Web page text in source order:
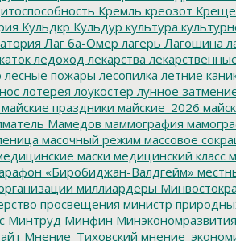
Кремль креозот
Кульдкр Кульдур культура
Лаг ба-Омер лагерь Лагошина
ледоход лекарства
лесные пожары лесопилка летние
лотерея лоукостер лунное
майские праздники майские_2026
Мамедов маммография
масочный режим массовое
маски медицинский класс
«Биробиджан-Валдгейм»
миллиардеры
просвещения министр
Минтруд Минфин Минэкономразвития
Мнение_Тиховский